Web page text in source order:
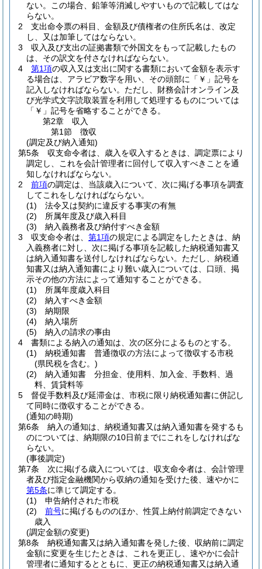
ない。
この場合、鉛筆等消滅しやすいもので記載してはな
らない。
2
支出命令票の科目、金額及び債権者の住所氏名は、改定
し、又は加筆してはならない。
3
収入及び支出の証拠書類で外国文をもって記載したもの
は、その訳文を付さなければならない。
4
第1項の収入又は支出に関する書類において金額を表示す
る場合は、アラビア数字を用い、その頭部に「￥」記号を
記入しなければならない。 ただし、財務会計オンライン及
び光学式文字読取装置を利用して処理するものについては
「￥」記号を省略することができる。
第2章
収入
第1節
徴収
(調定及び納入通知)
第5条
収支命令者は、歳入を収入するときは、調定票により
調定し、これを会計管理者に回付して収入すべきことを通
知しなければならない。
2
前項の調定は、当該歳入について、次に掲げる事項を調査
してこれをしなければならない。
(1)
法令又は契約に違反する事実の有無
(2)
所属年度及び歳入科目
(3)
納入義務者及び納付すべき金額
3
収支命令者は、 第1項の規定による調定をしたときは、納
入義務者に対し、次に掲げる事項を記載した納税通知書又
は納入通知書を送付しなければならない。 ただし、納税通
知書又は納入通知書により難い歳入については、口頭、掲
示その他の方法によって通知することができる。
(1)
所属年度歳入科目
(2)
納入すべき金額
(3)
納期限
(4)
納入場所
(5)
納入の請求の事由
4
書類による納入の通知は、次の区分によるものとする。
(1)
納税通知書 普通徴収の方法によって徴収する市税
(県民税を含む。)
(2)
納入通知書 分担金、使用料、加入金、手数料、過
料、賃貸料等
5
督促手数料及び延滞金は、市税に限り納税通知書に併記し
て同時に徴収することができる。
(通知の時期)
第6条
納入の通知は、納税通知書又は納入通知書を発するも
のについては、納期限の10日前までにこれをしなければな
らない。
(事後調定)
第7条
次に掲げる歳入については、収支命令者は、会計管理
者及び指定金融機関から収納の通知を受けた後、速やかに
第5条に準じて調定する。
(1)
申告納付された市税
(2)
前号に掲げるもののほか、性質上納付前調定できない
歳入
(調定金額の変更)
第8条
納税通知書又は納入通知書を発した後、収納前に調定
金額に変更を生じたときは、これを更正し、速やかに会計
管理者に通知するとともに、更正の納税通知書又は納入通